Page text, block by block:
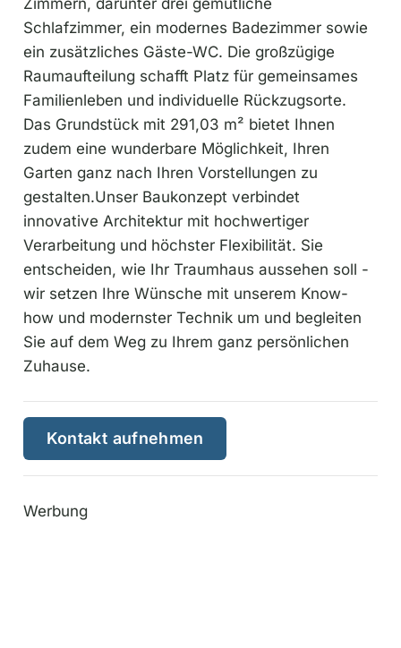
Schlafzimmer, ein modernes Badezimmer sowie
ein zusätzliches Gäste-WC. Die großzügige
Raumaufteilung schafft Platz für gemeinsames
Familienleben und individuelle Rückzugsorte.
Das Grundstück mit 291,03 m² bietet Ihnen
zudem eine wunderbare Möglichkeit, Ihren
Garten ganz nach Ihren Vorstellungen zu
gestalten.Unser Baukonzept verbindet
innovative Architektur mit hochwertiger
Verarbeitung und höchster Flexibilität. Sie
entscheiden, wie Ihr Traumhaus aussehen soll -
wir setzen Ihre Wünsche mit unserem Know-
how und modernster Technik um und begleiten
Sie auf dem Weg zu Ihrem ganz persönlichen
Zuhause.
Kontakt aufnehmen
Werbung